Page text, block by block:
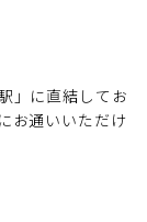
」に直結してお
お通いいただけ